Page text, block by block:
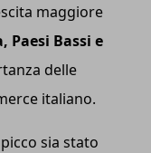
maggiore
Paesi Bassi e
delle
italiano.
sia stato